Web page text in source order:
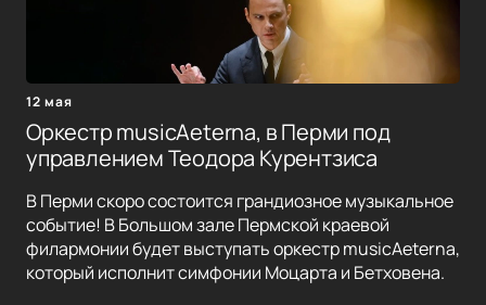
12 мая
Оркестр musicAeterna, в Перми под
управлением Теодора Курентзиса
В Перми скоро состоится грандиозное музыкальное
событие! В Большом зале Пермской краевой
филармонии будет выступать оркестр musicAeterna,
который исполнит симфонии Моцарта и Бетховена.